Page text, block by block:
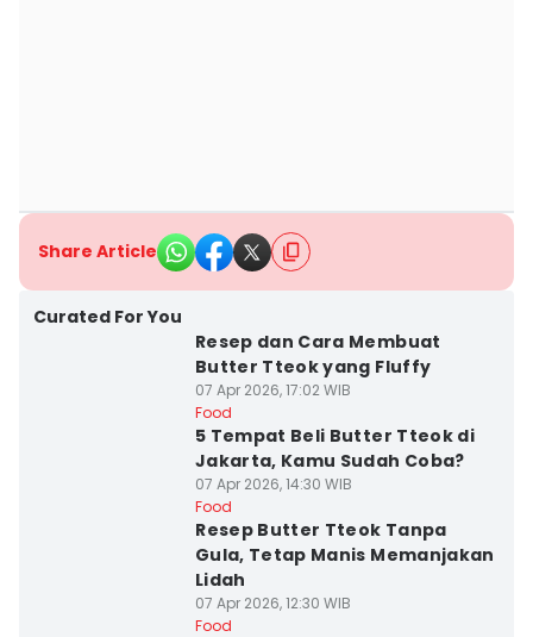
Share Article
Curated For You
Resep dan Cara Membuat
Butter Tteok yang Fluffy
07 Apr 2026, 17:02 WIB
Food
5 Tempat Beli Butter Tteok di
Jakarta, Kamu Sudah Coba?
07 Apr 2026, 14:30 WIB
Food
⁠Resep Butter Tteok Tanpa
Gula, Tetap Manis Memanjakan
Lidah
07 Apr 2026, 12:30 WIB
Food